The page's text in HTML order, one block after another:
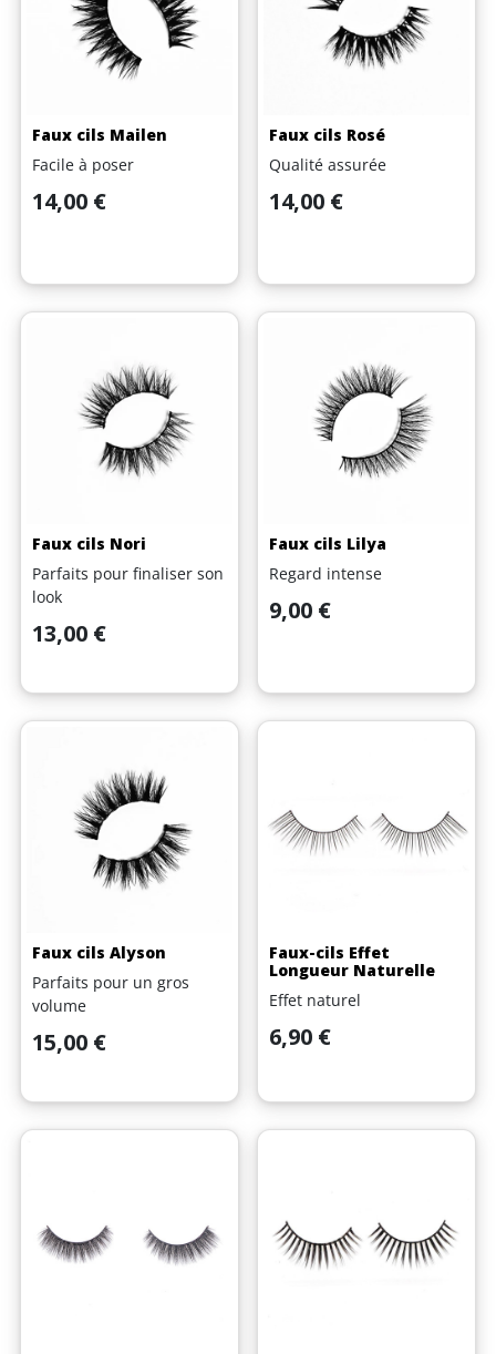
Faux cils Mailen
Facile à poser
Prix
14,00 €
Faux cils Rosé
Qualité assurée
Prix
14,00 €
Faux cils Nori
Parfaits pour finaliser son
look
Prix
13,00 €
Faux cils Lilya
Regard intense
Prix
9,00 €
Faux cils Alyson
Parfaits pour un gros
volume
Prix
15,00 €
Faux-cils Effet
Longueur Naturelle
Effet naturel
Prix
6,90 €